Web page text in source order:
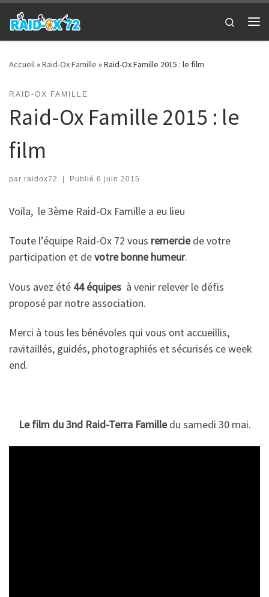
Passer au contenu
Search
Accueil»Raid-Ox Famille »Raid-Ox Famille 2015 : le film
RAID-OX FAMILLE
Raid-Ox Famille 2015 : le
film
par raidox72 | Publié 6 juin 2015
Voila, le 3ème Raid-Ox Famille a eu lieu
Toute l’équipe Raid-Ox 72 vous remerciede votre
participation et devotre bonne humeur.
Vous avez été 44 équipes à venir relever le défis
proposé par notre association.
Merci à tous les bénévoles qui vous ont accueillis,
ravitaillés, guidés, photographiés et sécurisés ce week
end.
Le film du 3nd Raid-Terra Familledu samedi 30 mai.